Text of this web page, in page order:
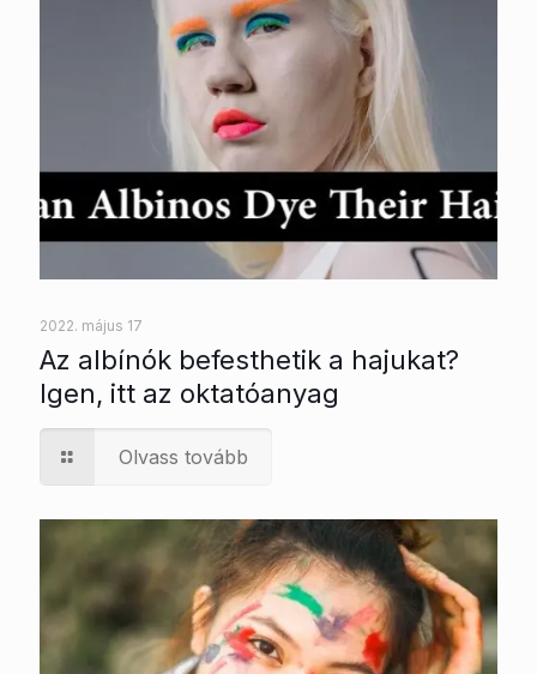
2022. május 17
Az albínók befesthetik a hajukat?
Igen, itt az oktatóanyag
Olvass tovább